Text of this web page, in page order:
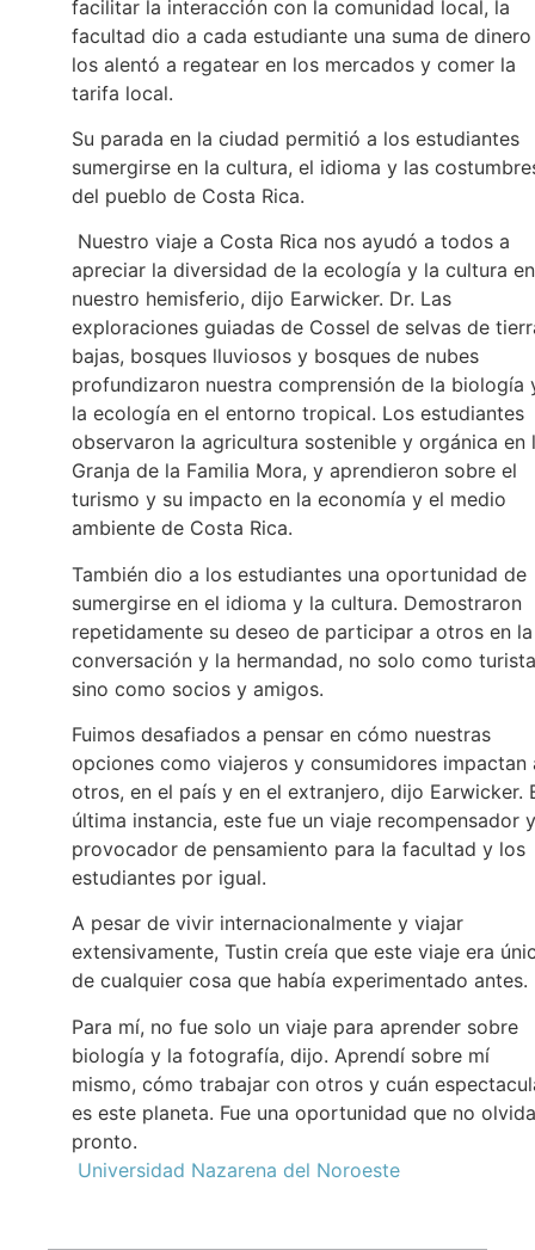
facilitar la interacción con la comunidad local, la
facultad dio a cada estudiante una suma de
los alentó a regatear en los mercados y comer la
tarifa local.
Su parada en la ciudad permitió a los estudiantes
sumergirse en la cultura, el idioma y las
del pueblo de Costa Rica.
Nuestro viaje a Costa Rica nos ayudó a todos a
apreciar la diversidad de la ecología y la cultura en
nuestro hemisferio, dijo Earwicker. Dr. Las
exploraciones guiadas de Cossel de selvas de
bajas, bosques lluviosos y bosques de nubes
profundizaron nuestra comprensión de la biología
la ecología en el entorno tropical. Los estudiantes
observaron la agricultura sostenible y orgánica en
Granja de la Familia Mora, y aprendieron sobre el
turismo y su impacto en la economía y el medio
ambiente de Costa Rica.
También dio a los estudiantes una oportunidad de
sumergirse en el idioma y la cultura. Demostraron
repetidamente su deseo de participar a otros en la
conversación y la hermandad, no solo como
sino como socios y amigos.
Fuimos desafiados a pensar en cómo nuestras
opciones como viajeros y consumidores impactan
otros, en el país y en el extranjero, dijo Earwicker.
última instancia, este fue un viaje recompensador y
provocador de pensamiento para la facultad y los
estudiantes por igual.
A pesar de vivir internacionalmente y viajar
extensivamente, Tustin creía que este viaje era
de cualquier cosa que había experimentado antes.
Para mí, no fue solo un viaje para aprender sobre
biología y la fotografía, dijo. Aprendí sobre mí
mismo, cómo trabajar con otros y cuán
es este planeta. Fue una oportunidad que no
pronto.
Universidad Nazarena del Noroeste